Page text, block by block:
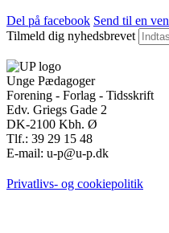
Del på facebook Send til en ven
Tilmeld dig nyhedsbrevet
Unge Pædagoger
Forening - Forlag - Tidsskrift
Edv. Griegs Gade 2
DK-2100 Kbh. Ø
Tlf.: 39 29 15 48
E-mail: u-p@u-p.dk
Privatlivs- og cookiepolitik